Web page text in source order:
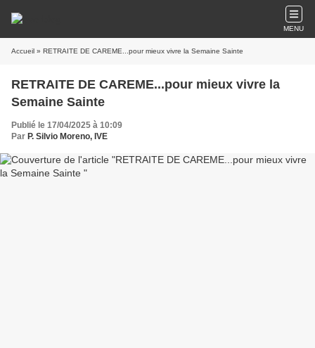
MENU
Accueil » RETRAITE DE CAREME...pour mieux vivre la Semaine Sainte
RETRAITE DE CAREME...pour mieux vivre la
Semaine Sainte
Publié le 17/04/2025 à 10:09
Par P. Silvio Moreno, IVE